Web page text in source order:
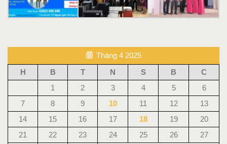
Tháng 4 2025
H
B T N S B
C
1
2 3 4 5
6
7
8 9 10 11 12
13
14
15 16 17 18 19
20
21
22 23 24 25 26
27